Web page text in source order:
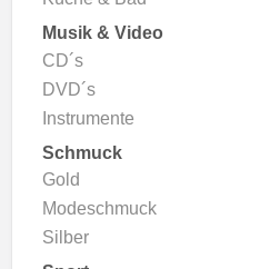
Musik & Video
CD´s
DVD´s
Instrumente
Schmuck
Gold
Modeschmuck
Silber